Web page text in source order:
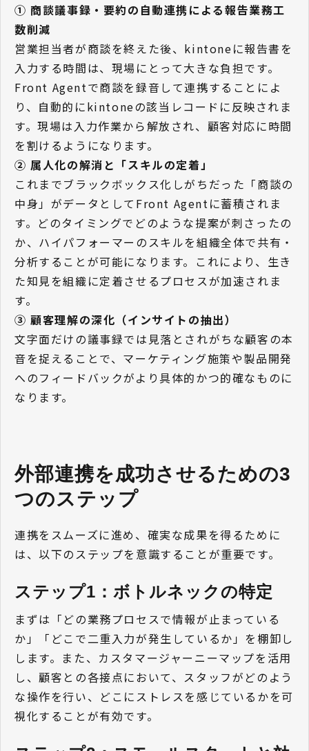
① 商談議事録・要約の自動連携による報告業務工
数削減
営業担当者が商談を終えた後、kintoneに報告書を
入力する時間は、現場にとって大きな負担です。
Front Agentで商談を録音して連携することによ
り、自動的にkintoneの該当レコードに反映されま
す。現場は入力作業から解放され、顧客対応に時間
を割けるようになります。
② 属人化の解消と「スキルの定着」
これまでブラックボックス化しがちだった「商談の
中身」がデータとしてFront Agentに蓄積されま
す。どのタイミングでどのような提案が刺さったの
か、ハイパフォーマーのスキルを組織全体で共有・
分析することが可能になります。これにより、生き
た知見を組織に定着させるプロセスが加速されま
す。
③ 顧客理解の深化（インサイトの抽出）
文字面だけの議事録では見落とされがちな顧客の本
音を捉えることで、マーケティング施策や製品開発
へのフィードバックがより具体的かつ的確なものに
なります。
外部連携を成功させるための3
つのステップ
連携をスムーズに進め、確実な成果を得るために
は、以下のステップを意識することが重要です。
ステップ1：ボトルネックの特定
まずは「どの業務プロセスで情報が止まっている
か」「どこで二重入力が発生しているか」を棚卸し
します。また、カスタマージャーニーマップを活用
し、顧客との各接点において、スタッフがどのよう
な操作を行い、どこにストレスを感じているかを可
視化することが有効です。